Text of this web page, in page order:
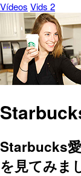
Vídeos Vids 2
Starbucks
を見てみま